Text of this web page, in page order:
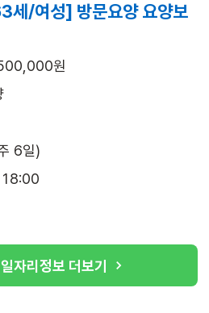
세/여성] 방문요양 요양보
원
6일)
일자리정보 더보기